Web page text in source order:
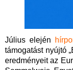
Július elején
támogatást nyújtó
eredményeit az